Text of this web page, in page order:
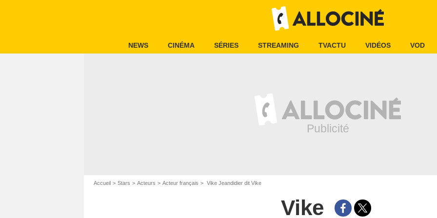
NEWS CINÉMA SÉRIES STREAMING TVACTU VIDÉOS VOD
Accueil Stars Acteurs Acteur français Vike Jeandidier dit Vike
Vike